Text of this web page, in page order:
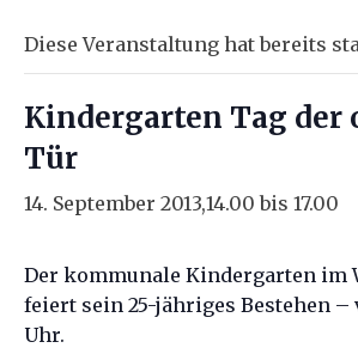
Diese Veranstaltung hat bereits
Kindergarten Tag der
Tür
14. September 2013,14.00 bis 17.00
Der kommunale Kindergarten im
feiert sein 25-jähriges Bestehen –
Uhr.